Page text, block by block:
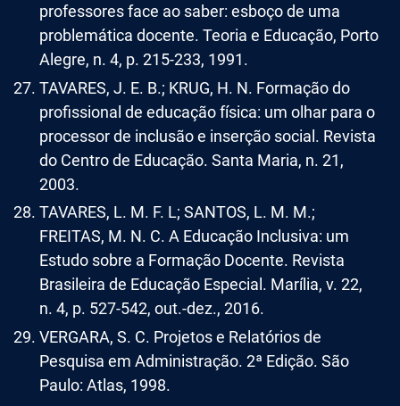
professores face ao saber: esboço de uma
problemática docente. Teoria e Educação, Porto
Alegre, n. 4, p. 215-233, 1991.
TAVARES, J. E. B.; KRUG, H. N. Formação do
profissional de educação física: um olhar para o
processor de inclusão e inserção social. Revista
do Centro de Educação. Santa Maria, n. 21,
2003.
TAVARES, L. M. F. L; SANTOS, L. M. M.;
FREITAS, M. N. C. A Educação Inclusiva: um
Estudo sobre a Formação Docente. Revista
Brasileira de Educação Especial. Marília, v. 22,
n. 4, p. 527-542, out.-dez., 2016.
VERGARA, S. C. Projetos e Relatórios de
Pesquisa em Administração. 2ª Edição. São
Paulo: Atlas, 1998.